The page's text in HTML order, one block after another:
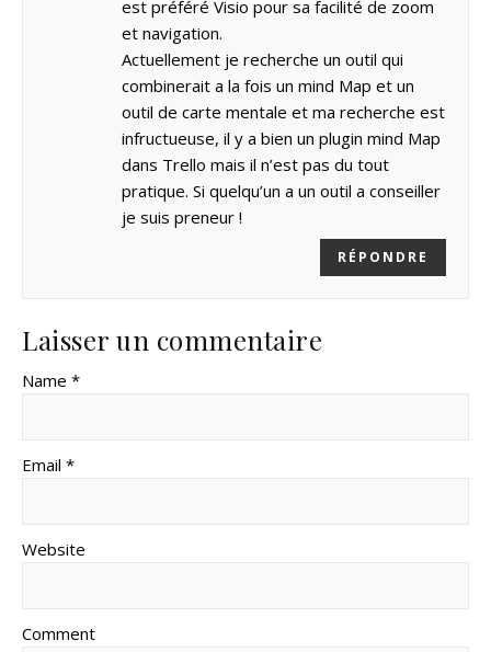
est préféré Visio pour sa facilité de zoom
et navigation.
Actuellement je recherche un outil qui
combinerait a la fois un mind Map et un
outil de carte mentale et ma recherche est
infructueuse, il y a bien un plugin mind Map
dans Trello mais il n’est pas du tout
pratique. Si quelqu’un a un outil a conseiller
je suis preneur !
RÉPONDRE
Laisser un commentaire
Name *
Email *
Website
Comment